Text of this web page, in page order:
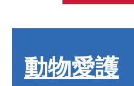
動物愛護